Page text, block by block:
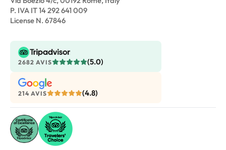
P. IVA IT 14 292 641 009
License N. 67846
2682 AVIS (5.0)
214 AVIS (4.8)